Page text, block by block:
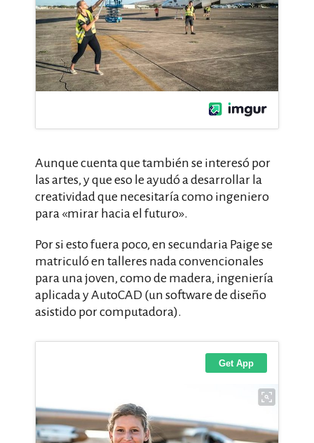
Aunque cuenta que también se interesó por
las artes, y que eso le ayudó a desarrollar la
creatividad que necesitaría como ingeniero
para «mirar hacia el futuro».
Por si esto fuera poco, en secundaria Paige se
matriculó en talleres nada convencionales
para una joven, como de madera, ingeniería
aplicada y AutoCAD (un software de diseño
asistido por computadora).